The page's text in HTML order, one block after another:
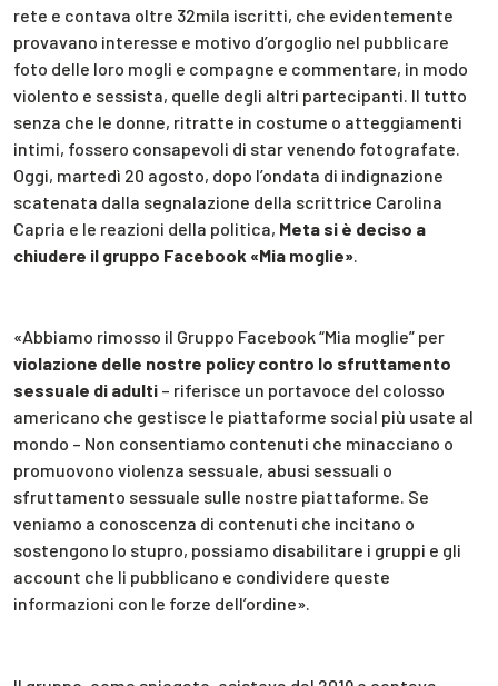
rete e contava oltre 32mila iscritti, che evidentemente
provavano interesse e motivo d’orgoglio nel pubblicare
foto delle loro mogli e compagne e commentare, in modo
violento e sessista, quelle degli altri partecipanti. Il tutto
senza che le donne, ritratte in costume o atteggiamenti
intimi, fossero consapevoli di star venendo fotografate.
Oggi, martedì 20 agosto, dopo l’ondata di indignazione
scatenata dalla segnalazione della scrittrice Carolina
Capria e le reazioni della politica, Meta si è deciso a
chiudere il gruppo Facebook «Mia moglie»
«Abbiamo rimosso il Gruppo Facebook “Mia moglie” per
violazione delle nostre policy contro lo sfruttamento
sessuale di adulti – riferisce un portavoce del colosso
americano che gestisce le piattaforme social più usate al
mondo – Non consentiamo contenuti che minacciano o
promuovono violenza sessuale, abusi sessuali o
sfruttamento sessuale sulle nostre piattaforme. Se
veniamo a conoscenza di contenuti che incitano o
sostengono lo stupro, possiamo disabilitare i gruppi e gli
account che li pubblicano e condividere queste
informazioni con le forze dell’ordine».